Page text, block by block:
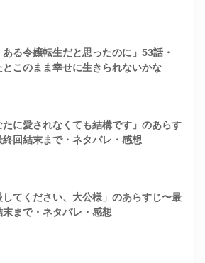
ある令嬢転生だと思ったのに」53話・
とこのまま幸せに生きられないかな
たに愛されなくても結構です」のあらす
終回結末まで・ネタバレ・感想
してください、大公様」のあらすじ〜最
末まで・ネタバレ・感想